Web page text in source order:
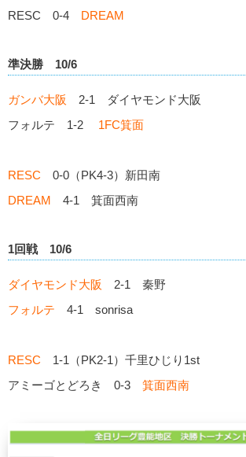
RESC 0-4 DREAM
準決勝 10/6
ガンバ大阪
2-1 ダイヤモンド大阪
フォルテ 1-2 1FC箕面
RESC 0-0（PK4-3）新田南
DREAM 4-1 箕面西南
1回戦 10/6
ダイヤモンド大阪
2-1 秦野
フォルテ 4-1 sonrisa
RESC 1-1（PK2-1）千里ひじり1st
アミーゴとどろき 0-3 箕面西南